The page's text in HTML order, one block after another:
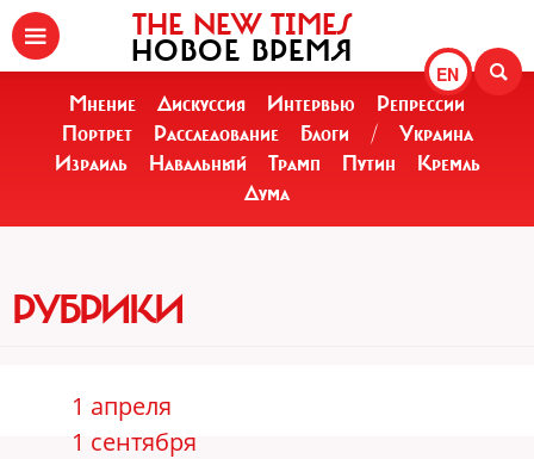
EN
THE NEW TIMES
НОВОЕ ВРЕМЯ
Мнение Дискуссия Интервью
Репрессии
Портрет
Расследование Блоги /
Украина
Израиль
Навальный Трамп Путин
Кремль
Дума
РУБРИКИ
1 апреля
1 сентября